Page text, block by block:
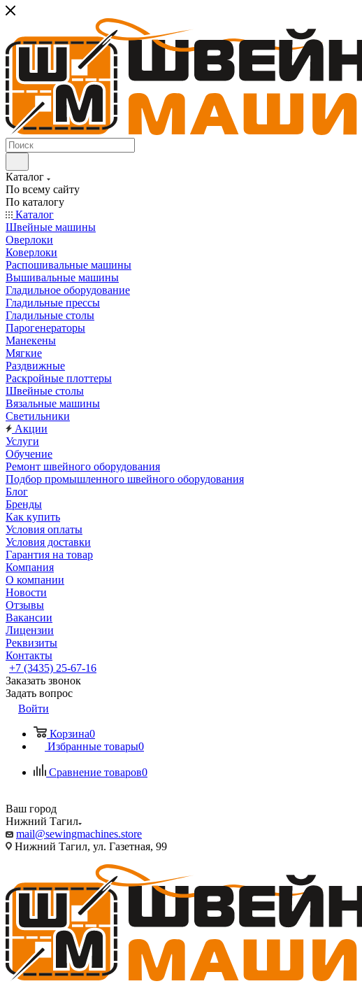
Каталог
По всему сайту
По каталогу
Каталог
Швейные машины
Оверлоки
Коверлоки
Распошивальные машины
Вышивальные машины
Гладильное оборудование
Гладильные прессы
Гладильные столы
Парогенераторы
Манекены
Мягкие
Раздвижные
Раскройные плоттеры
Швейные столы
Вязальные машины
Светильники
Акции
Услуги
Обучение
Ремонт швейного оборудования
Подбор промышленного швейного оборудования
Блог
Бренды
Как купить
Условия оплаты
Условия доставки
Гарантия на товар
Компания
О компании
Новости
Отзывы
Вакансии
Лицензии
Реквизиты
Контакты
+7 (3435) 25-67-16
Заказать звонок
Задать вопрос
Войти
Корзина0
Избранные товары0
Сравнение товаров0
Ваш город
Нижний Тагил
mail@sewingmachines.store
Нижний Тагил, ул. Газетная, 99